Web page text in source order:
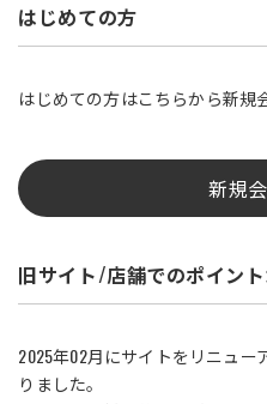
はじめての方
はじめての方はこちらから新規
新規
旧サイト/店舗でのポイン
2025年02月にサイトをリニュ
りました。